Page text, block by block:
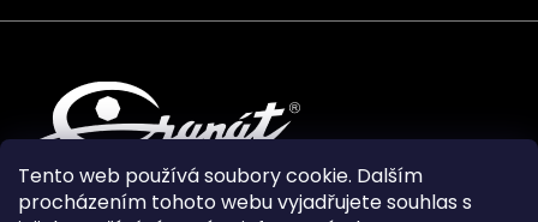
Tento web používá soubory cookie. Dalším
procházením tohoto webu vyjadřujete souhlas s